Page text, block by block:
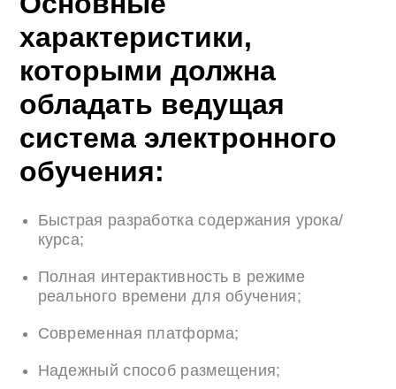
характеристики,
которыми должна
обладать ведущая
система электронного
обучения:
Быстрая разработка содержания урока/
курса;
Полная интерактивность в режиме
реального времени для обучения;
Современная платформа;
Надежный способ размещения;